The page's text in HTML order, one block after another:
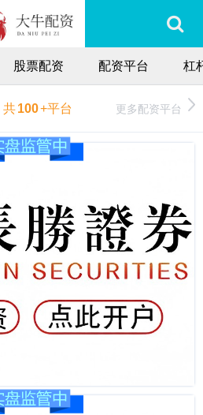
股票配资 配资平台 杠
共100+平台 更多配资平台